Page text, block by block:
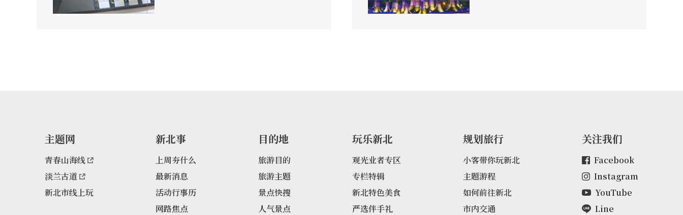
主题网
青春山海线
淡兰古道
新北市线上玩
新北事
上周夯什么
最新消息
活动行事历
网路焦点
目的地
旅游目的
旅游主题
景点快搜
人气景点
玩乐新北
观光业者专区
专栏特辑
新北特色美食
严选伴手礼
规划旅行
小客带你玩新北
主题游程
如何前往新北
市内交通
关注我们
Facebook
Instagram
YouTube
Line